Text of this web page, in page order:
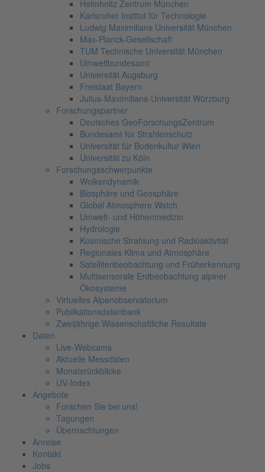
Helmholtz Zentrum München
Karlsruher Institut für Technologie
Ludwig Maximilians Universität München
Max-Planck-Gesellschaft
TUM Technische Universität München
Umweltbundesamt
Universität Augsburg
Freistaat Bayern
Julius-Maximilians-Universität Würzburg
Forschungspartner
Deutsches GeoForschungsZentrum
Bundesamt für Strahlenschutz
Universität für Bodenkultur Wien
Universität zu Köln
Forschungsschwerpunkte
Wolkendynamik
Biosphäre und Geosphäre
Global Atmosphere Watch
Umwelt- und Höhenmedizin
Hydrologie
Kosmische Strahlung und Radioaktivität
Regionales Klima und Atmosphäre
Satellitenbeobachtung und Früherkennung
Multisensorale Erdbeobachtung alpiner
Ökosysteme
Virtuelles Alpenobservatorium
Publikationsdatenbank
Zweijährige Wissenschaftliche Resultate
Daten
Live-Webcams
Aktuelle Messdaten
Monatsrückblicke
UV-Index
Angebote
Forschen Sie bei uns!
Tagungen
Übernachtungen
Anreise
Kontakt
Jobs